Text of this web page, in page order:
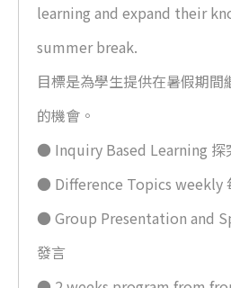
learning and expand their
summer break.
目標是為學生提供在暑假期間
的機會。
● Inquiry Based Learning 探
● Difference Topics weekly
● Group Presentation and
發言